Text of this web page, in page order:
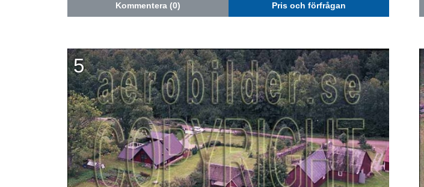
Kommentera (0) Pris och förfrågan
5